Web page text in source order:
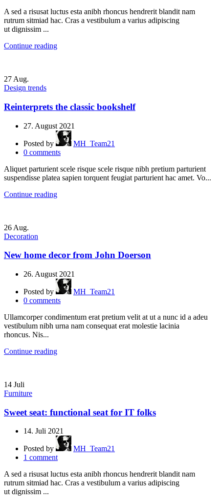
A sed a risusat luctus esta anibh rhoncus hendrerit blandit nam
rutrum sitmiad hac. Cras a vestibulum a varius adipiscing
ut dignissim ...
Continue reading
27 Aug.
Design trends
Reinterprets the classic bookshelf
27. August 2021
Posted by
MH_Team21
0 comments
Aliquet parturient scele risque scele risque nibh pretium parturient
suspendisse platea sapien torquent feugiat parturient hac amet. Vo...
Continue reading
26 Aug.
Decoration
New home decor from John Doerson
26. August 2021
Posted by
MH_Team21
0 comments
Ullamcorper condimentum erat pretium velit at ut a nunc id a adeu
vestibulum nibh urna nam consequat erat molestie lacinia
rhoncus. Nis...
Continue reading
14 Juli
Furniture
Sweet seat: functional seat for IT folks
14. Juli 2021
Posted by
MH_Team21
1 comment
A sed a risusat luctus esta anibh rhoncus hendrerit blandit nam
rutrum sitmiad hac. Cras a vestibulum a varius adipiscing
ut dignissim ...